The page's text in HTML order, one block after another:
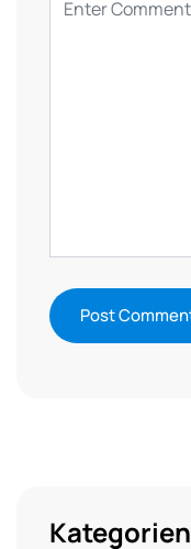
Kategorien